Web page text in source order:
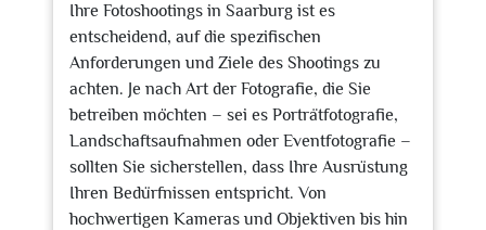
Ihre Fotoshootings in Saarburg ist es
entscheidend, auf die spezifischen
Anforderungen und Ziele des Shootings zu
achten. Je nach Art der Fotografie, die Sie
betreiben möchten – sei es Porträtfotografie,
Landschaftsaufnahmen oder Eventfotografie –
sollten Sie sicherstellen, dass Ihre Ausrüstung
Ihren Bedürfnissen entspricht. Von
hochwertigen Kameras und Objektiven bis hin